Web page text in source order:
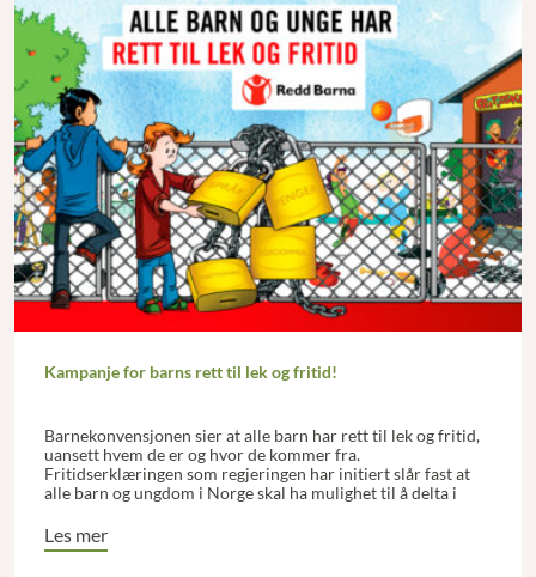
Kampanje for barns rett til lek og fritid!
Barnekonvensjonen sier at alle barn har rett til lek og fritid,
uansett hvem de er og hvor de kommer fra.
Fritidserklæringen som regjeringen har initiert slår fast at
alle barn og ungdom i Norge skal ha mulighet til å delta i
Les mer